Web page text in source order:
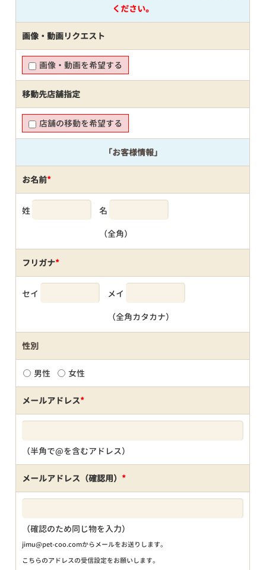
ください。
画像・動画リクエスト
画像・動画を希望する
移動先店舗指定
店舗の移動を希望する
「お客様情報」
お名前*
姓 名
（全角）
フリガナ*
セイ メイ
（全角カタカナ）
性別
男性 女性
メールアドレス*
（半角で@を含むアドレス）
メールアドレス（確認用） *
（確認のため同じ物を入力）
jimu@pet-coo.comからメールをお送りします。
こちらのアドレスの受信設定をお願いします。